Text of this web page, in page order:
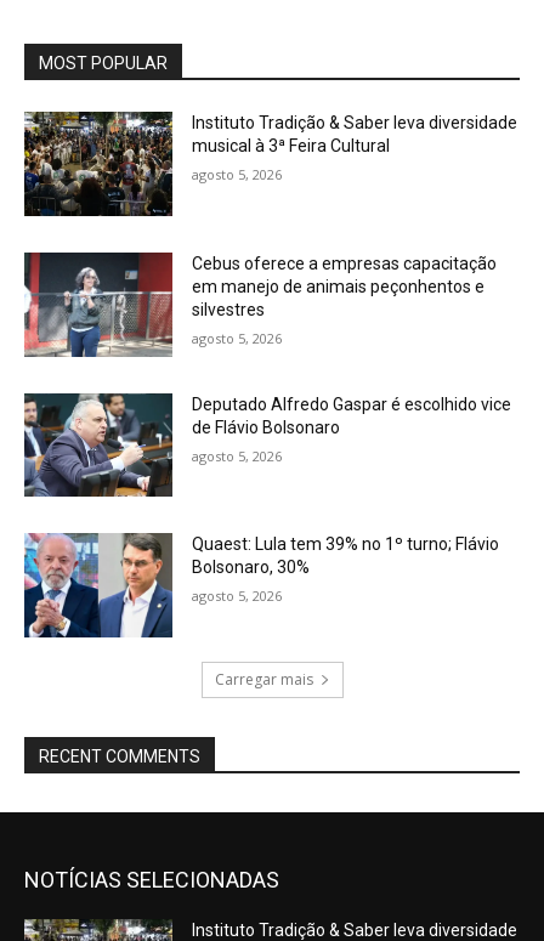
MOST POPULAR
Instituto Tradição & Saber leva diversidade
musical à 3ª Feira Cultural
agosto 5, 2026
Cebus oferece a empresas capacitação
em manejo de animais peçonhentos e
silvestres
agosto 5, 2026
Deputado Alfredo Gaspar é escolhido vice
de Flávio Bolsonaro
agosto 5, 2026
Quaest: Lula tem 39% no 1º turno; Flávio
Bolsonaro, 30%
agosto 5, 2026
Carregar mais
RECENT COMMENTS
NOTÍCIAS SELECIONADAS
Instituto Tradição & Saber leva diversidade